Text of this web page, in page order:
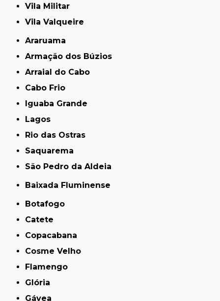
Vila Militar
Vila Valqueire
Araruama
Armação dos Búzios
Arraial do Cabo
Cabo Frio
Iguaba Grande
Lagos
Rio das Ostras
Saquarema
São Pedro da Aldeia
Baixada Fluminense
Botafogo
Catete
Copacabana
Cosme Velho
Flamengo
Glória
Gávea